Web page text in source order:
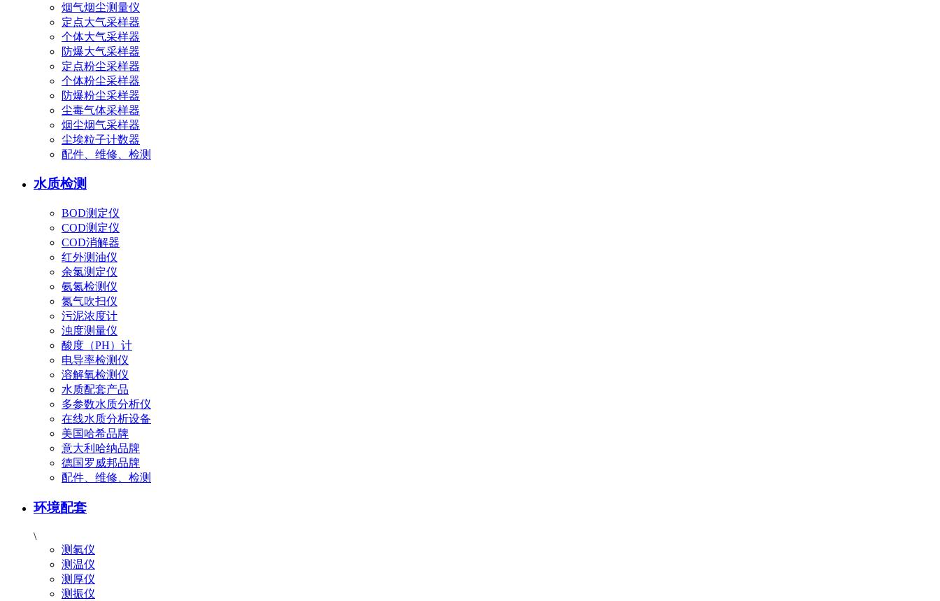
烟气烟尘测量仪
定点大气采样器
个体大气采样器
防爆大气采样器
定点粉尘采样器
个体粉尘采样器
防爆粉尘采样器
尘毒气体采样器
烟尘烟气采样器
尘埃粒子计数器
配件、维修、检测
水质检测
BOD测定仪
COD测定仪
COD消解器
红外测油仪
余氯测定仪
氨氮检测仪
氮气吹扫仪
污泥浓度计
浊度测量仪
酸度（PH）计
电导率检测仪
溶解氧检测仪
水质配套产品
多参数水质分析仪
在线水质分析设备
美国哈希品牌
意大利哈纳品牌
德国罗威邦品牌
配件、维修、检测
环境配套
\
测氡仪
测温仪
测厚仪
测振仪